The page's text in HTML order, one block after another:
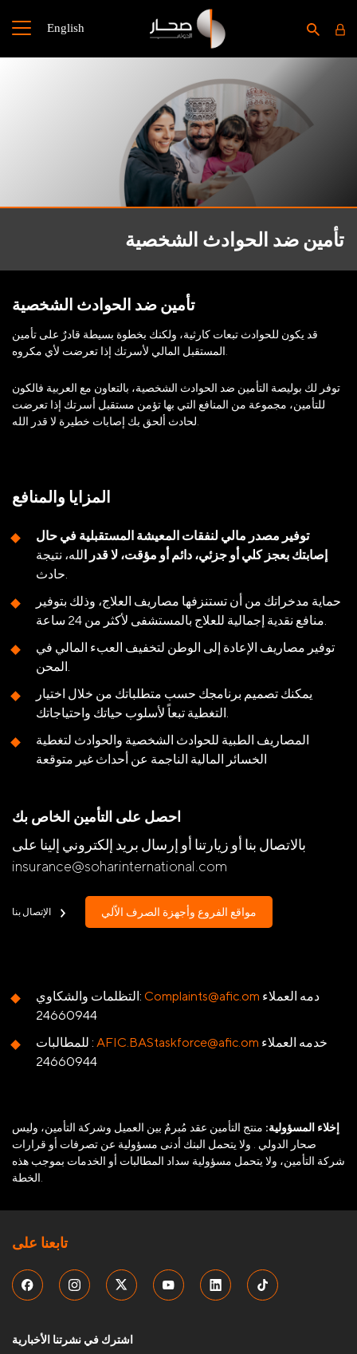
English
تأمين ضد الحوادث الشخصية
تأمين ضد الحوادث الشخصية
قد يكون للحوادث تبعات كارثية، ولكنك بخطوة بسيطة قادرٌ على تأمين
توفر لك بوليصة التأمين ضد الحوادث الشخصية، بالتعاون مع العربية فالكون
للتأمين، مجموعة من المنافع التي بها تؤمن مستقبل أسرتك إذا تعرضت
المزايا والمنافع
توفير مصدر مالي لنفقات المعيشة المستقبلية في حال
إصابتك بعجز كلي أو جزئي، دائم أو مؤقت، لا قدر الله، نتيجة
حماية مدخراتك من أن تستنزفها مصاريف العلاج، وذلك بتوفير
توفير مصاريف الإعادة إلى الوطن لتخفيف العبء المالي في
يمكنك تصميم برنامجك حسب متطلباتك من خلال اختيار
المصاريف الطبية للحوادث الشخصية والحوادث لتغطية
الخسائر المالية الناجمة عن أحداث غير متوقعة
احصل على التأمين الخاص بك
بالاتصال بنا أو زيارتنا أو إرسال بريد إلكتروني إلينا على
insurance@soharinternational.com
الإتصال بنا مواقع الفروع وأجهزة الصرف الاّلي
التظلمات والشكاوي: Complaints@afic.om
24660944
للمطالبات : AFIC.BAStaskforce@afic.om
24660944
إخلاء المسؤولية: منتج التأمين عقد مُبرمٌ بين العميل وشركة التأمين، وليس
صحار الدولي . ولا يتحمل البنك أدنى مسؤولية عن تصرفات أو قرارات
شركة التأمين، ولا يتحمل مسؤولية سداد المطالبات أو الخدمات بموجب هذه
تابعنا على
اشترك في نشرتنا الأخبارية